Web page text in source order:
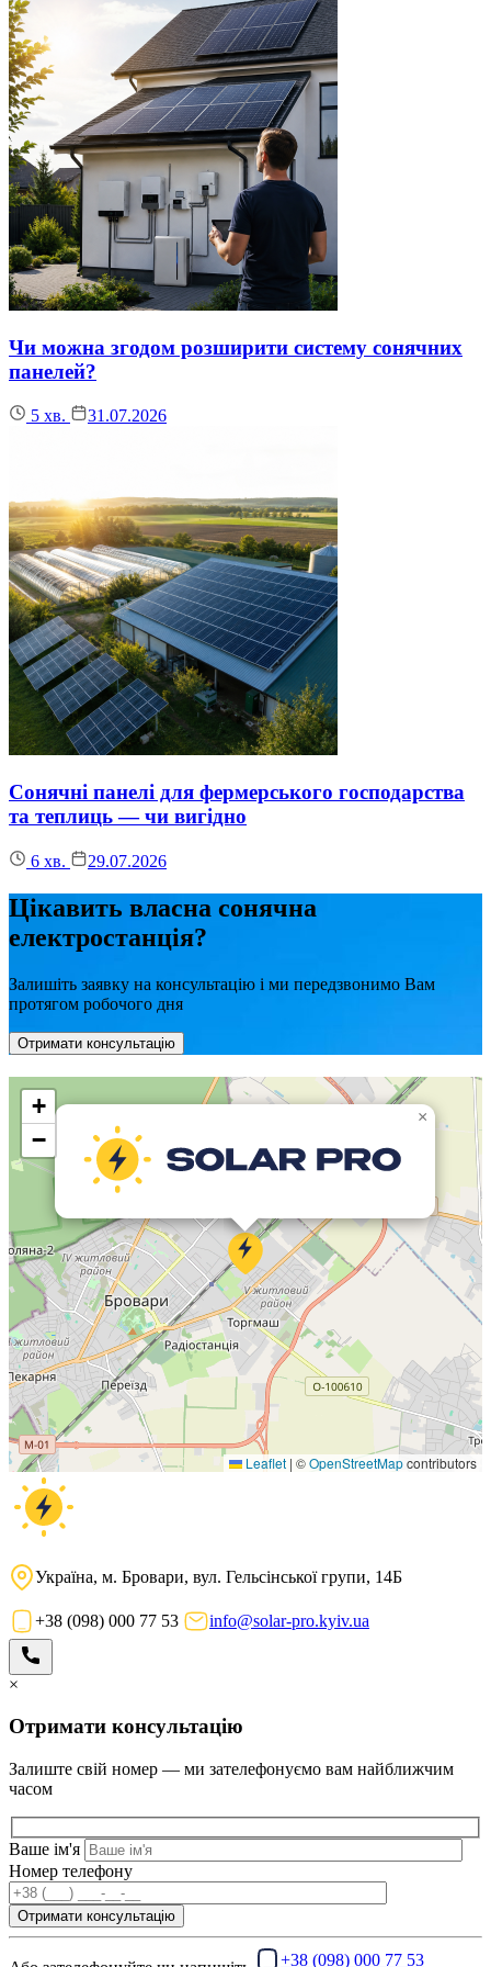
Чи можна згодом розширити систему сонячних
панелей?
5 хв. 31.07.2026
Сонячні панелі для фермерського господарства
та теплиць — чи вигідно
6 хв. 29.07.2026
Цікавить власна сонячна
електростанція?
Залишіть заявку на консультацію і ми передзвонимо Вам
протягом робочого дня
Отримати консультацію
×
+
−
Leaflet | ©OpenStreetMapcontributors
Україна, м. Бровари, вул. Гельсінської групи, 14Б
+38 (098) 000 77 53 info@solar-pro.kyiv.ua
×
Отримати консультацію
Залиште свій номер — ми зателефонуємо вам найближчим
часом
Ваше ім'я
Номер телефону
+38 (098) 000 77 53